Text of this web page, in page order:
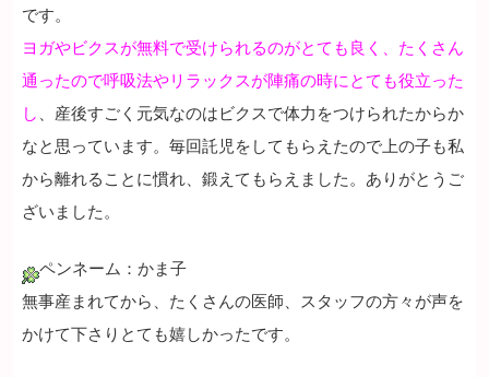
です。
ヨガやビクスが無料で受けられるのがとても良く、たくさん
通ったので呼吸法やリラックスが陣痛の時にとても役立った
し 、産後すごく元気なのはビクスで体力をつけられたからか
なと思っています。毎回託児をしてもらえたので上の子も私
から離れることに慣れ、鍛えてもらえました。ありがとうご
ざいました。
ペンネーム：かま子
無事産まれてから、たくさんの医師、スタッフの方々が声を
かけて下さりとても嬉しかったです。